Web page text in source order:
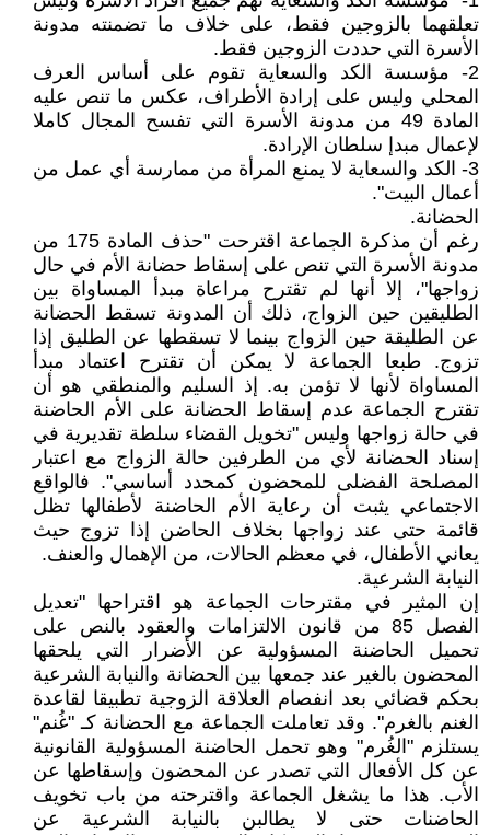
تعلقهما بالزوجين فقط، على خلاف ما تضمنته مدونة
الأسرة التي حددت الزوجين فقط.
2- مؤسسة الكد والسعاية تقوم على أساس العرف
المحلي وليس على إرادة الأطراف، عكس ما تنص عليه
المادة 49 من مدونة الأسرة التي تفسح المجال كاملا
لإعمال مبدإ سلطان الإرادة.
3- الكد والسعاية لا يمنع المرأة من ممارسة أي عمل من
أعمال البيت".
الحضانة.
رغم أن مذكرة الجماعة اقترحت "حذف المادة 175 من
مدونة الأسرة التي تنص على إسقاط حضانة الأم في حال
زواجها"، إلا أنها لم تقترح مراعاة مبدأ المساواة بين
الطليقين حين الزواج، ذلك أن المدونة تسقط الحضانة
عن الطليقة حين الزواج بينما لا تسقطها عن الطليق إذا
تزوج. طبعا الجماعة لا يمكن أن تقترح اعتماد مبدأ
المساواة لأنها لا تؤمن به. إذ السليم والمنطقي هو أن
تقترح الجماعة عدم إسقاط الحضانة على الأم الحاضنة
في حالة زواجها وليس "تخويل القضاء سلطة تقديرية في
إسناد الحضانة لأي من الطرفين حالة الزواج مع اعتبار
المصلحة الفضلى للمحضون كمحدد أساسي". فالواقع
الاجتماعي يثبت أن رعاية الأم الحاضنة لأطفالها تظل
قائمة حتى عند زواجها بخلاف الحاضن إذا تزوج حيث
يعاني الأطفال، في معظم الحالات، من الإهمال والعنف.
النيابة الشرعية.
إن المثير في مقترحات الجماعة هو اقتراحها "تعديل
الفصل 85 من قانون الالتزامات والعقود بالنص على
تحميل الحاضنة المسؤولية عن الأضرار التي يلحقها
المحضون بالغير عند جمعها بين الحضانة والنيابة الشرعية
بحكم قضائي بعد انفصام العلاقة الزوجية تطبيقا لقاعدة
الغنم بالغرم". وقد تعاملت الجماعة مع الحضانة كـ "غُنم"
يستلزم "الغُرم" وهو تحمل الحاضنة المسؤولية القانونية
عن كل الأفعال التي تصدر عن المحضون وإسقاطها عن
الأب. هذا ما يشغل الجماعة واقترحته من باب تخويف
الحاضنات حتى لا يطالبن بالنيابة الشرعية عن